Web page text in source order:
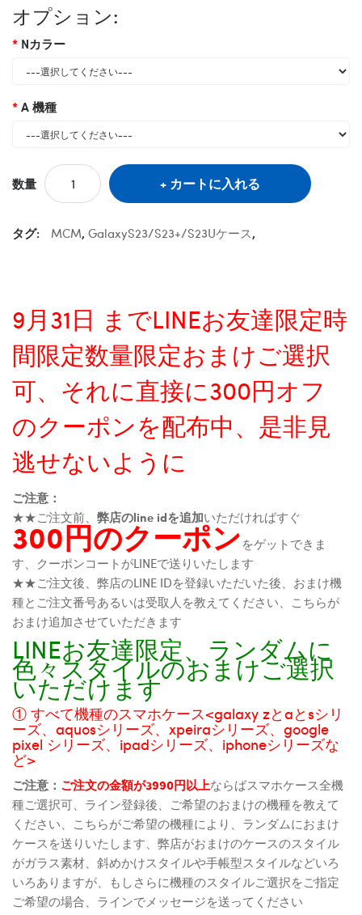
オプション:
Nカラー
A 機種
数量 カートに入れる
タグ: MCM, GalaxyS23/S23+/S23Uケース,
9月31日 までLINEお友達限定時
間限定数量限定おまけご選択
可、それに直接に300円オフ
のクーポンを配布中、是非見
逃せないように
ご注意：
★★ご注文前、 弊店のline idを追加いただければすぐ
300円のクーポンをゲットできま
す、クーポンコートがLINEで送りいたします
★★ご注文後、弊店のLINE IDを登録いただいた後、おまけ機
種とご注文番号あるいは受取人を教えてください、こちらが
おまけ追加させていただきます
LINEお友達限定、ランダムに
色々スタイルのおまけご選択
いただけます
① すべて機種のスマホケース<galaxy zとaとsシリ
ーズ、aquosシリーズ、xpeiraシリーズ、google
pixel シリーズ、ipadシリーズ、iphoneシリーズな
ど>
ご注意： ご注文の金額が3990円以上ならばスマホケース全機
種ご選択可、ライン登録後、ご希望のおまけの機種を教えて
ください、こちらがご希望の機種により、ランダムにおまけ
ケースを送りいたします、弊店がおまけのケースのスタイル
がガラス素材、斜めかけスタイルや手帳型スタイルなどいろ
いろありますが、もしさらに機種のスタイルご選択をご指定
ご希望の場合、ラインでメッセージを送ってください